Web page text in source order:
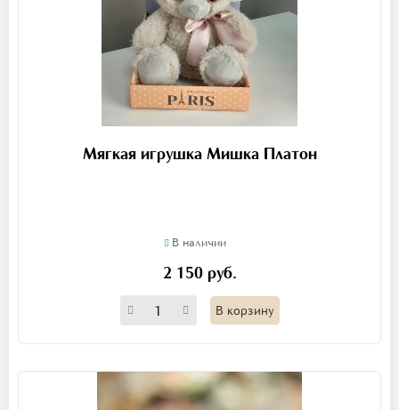
Мягкая игрушка Мишка Платон
В наличии
2 150 руб.
В корзину